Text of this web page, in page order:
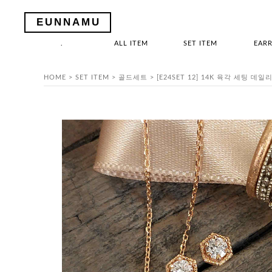
EUNNAMU
ALL ITEM SET ITEM
HOME > SET ITEM > 골드세트 > [E24SET 12] 14K 육각 세팅 데일